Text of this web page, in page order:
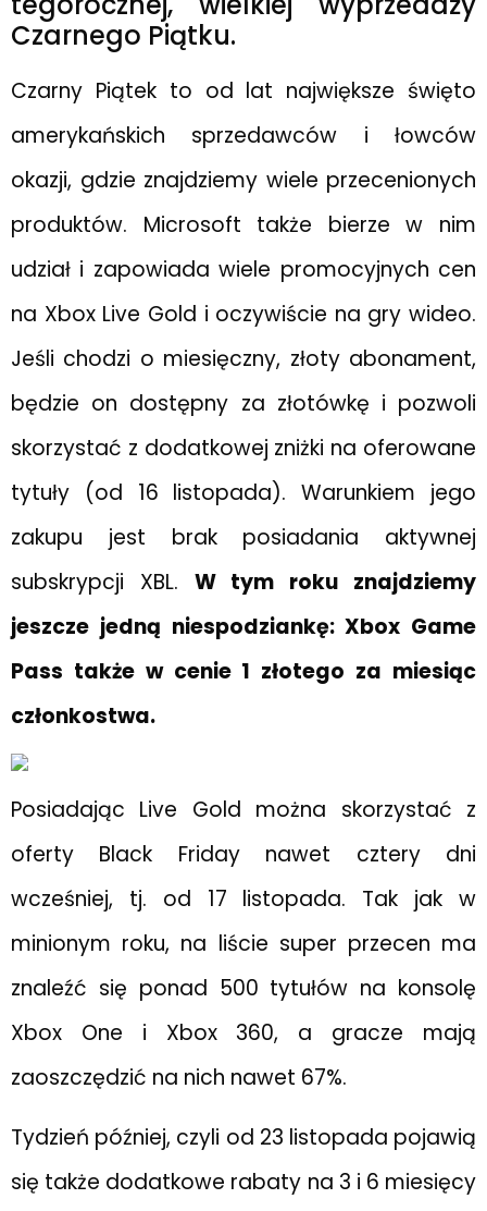
Czarnego Piątku.
Czarny Piątek to od lat największe święto
amerykańskich sprzedawców i łowców
okazji, gdzie znajdziemy wiele przecenionych
produktów. Microsoft także bierze w nim
udział i zapowiada wiele promocyjnych cen
na Xbox Live Gold i oczywiście na gry wideo.
Jeśli chodzi o miesięczny, złoty abonament,
będzie on dostępny za złotówkę i pozwoli
skorzystać z dodatkowej zniżki na oferowane
tytuły (od 16 listopada). Warunkiem jego
zakupu jest brak posiadania aktywnej
subskrypcji XBL. W tym roku znajdziemy
jeszcze jedną niespodziankę: Xbox Game
Pass także w cenie 1 złotego za miesiąc
członkostwa.
Posiadając Live Gold można skorzystać z
oferty Black Friday nawet cztery dni
wcześniej, tj. od 17 listopada. Tak jak w
minionym roku, na liście super przecen ma
znaleźć się ponad 500 tytułów na konsolę
Xbox One i Xbox 360, a gracze mają
zaoszczędzić na nich nawet 67%.
Tydzień później, czyli od 23 listopada pojawią
się także dodatkowe rabaty na 3 i 6 miesięcy